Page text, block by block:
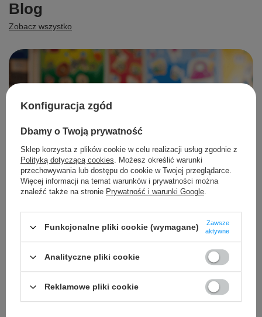
Blog
Zobacz wszystko
Wyprawka do przedszkola – co naprawdę
się przyda?
Konfiguracja zgód
Dbamy o Twoją prywatność
Sklep korzysta z plików cookie w celu realizacji usług zgodnie z
Polityką dotyczącą cookies. Możesz określić warunki
przechowywania lub dostępu do cookie w Twojej przeglądarce.
Więcej informacji na temat warunków i prywatności można
znaleźć także na stronie Prywatność i warunki Google.
Funkcjonalne pliki cookie (wymagane)
Zawsze
aktywne
Analityczne pliki cookie
Reklamowe pliki cookie